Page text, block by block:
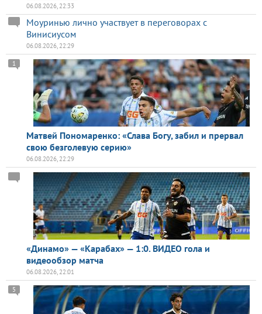
06.08.2026, 22:33
Моуринью лично участвует в переговорах с
Винисиусом
06.08.2026, 22:29
Матвей Пономаренко: «Слава Богу, забил и прервал
свою безголевую серию»
1
06.08.2026, 22:29
«Динамо» — «Карабах» — 1:0. ВИДЕО гола и
видеообзор матча
06.08.2026, 22:01
5